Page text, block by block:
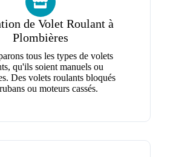
de Volet Roulant à
Plombières
tous les types de volets
qu'ils soient manuels ou
Des volets roulants bloqués
ou moteurs cassés.